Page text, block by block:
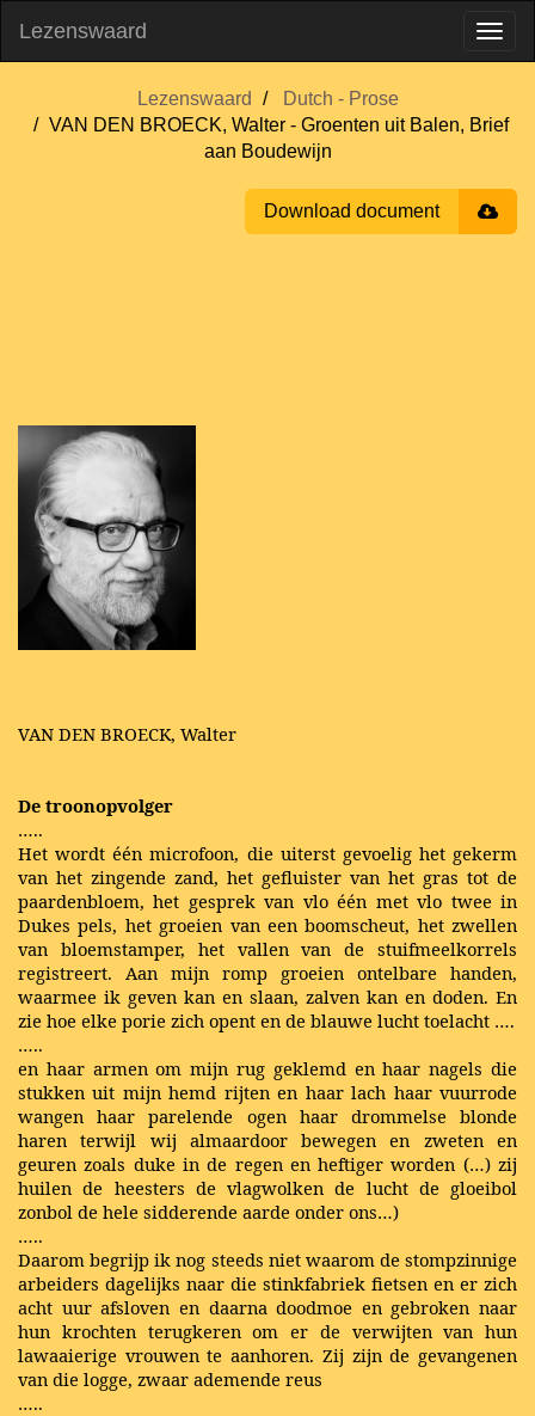
Lezenswaard
Lezenswaard
Dutch - Prose
VAN DEN BROECK, Walter - Groenten uit Balen, Brief
aan Boudewijn
Download document
VAN DEN BROECK, Walter
De troonopvolger
…..
Het wordt één microfoon, die uiterst gevoelig het gekerm
van het zingende zand, het gefluister van het gras tot de
paardenbloem, het gesprek van vlo één met vlo twee in
Dukes pels, het groeien van een boomscheut, het zwellen
van bloemstamper, het vallen van de stuifmeelkorrels
registreert. Aan mijn romp groeien ontelbare handen,
waarmee ik geven kan en slaan, zalven kan en doden. En
zie hoe elke porie zich opent en de blauwe lucht toelacht ….
…..
en haar armen om mijn rug geklemd en haar nagels die
stukken uit mijn hemd rijten en haar lach haar vuurrode
wangen haar parelende ogen haar drommelse blonde
haren terwijl wij almaardoor bewegen en zweten en
geuren zoals duke in de regen en heftiger worden (…) zij
huilen de heesters de vlagwolken de lucht de gloeibol
zonbol de hele sidderende aarde onder ons…)
…..
Daarom begrijp ik nog steeds niet waarom de stompzinnige
arbeiders dagelijks naar die stinkfabriek fietsen en er zich
acht uur afsloven en daarna doodmoe en gebroken naar
hun krochten terugkeren om er de verwijten van hun
lawaaierige vrouwen te aanhoren. Zij zijn de gevangenen
van die logge, zwaar ademende reus
…..